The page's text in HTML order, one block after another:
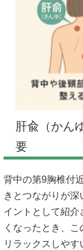
肝兪（かん
要
背中の第9胸椎付
きとつながりが
イントとして紹
くなったとき、
リラックスしや